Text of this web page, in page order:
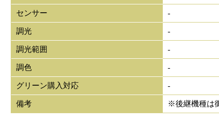
センサー -
調光 -
調光範囲 -
調色 -
グリーン購入対応 -
備考 ※後継機種は